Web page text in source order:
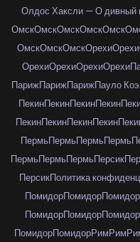
Олдос Хаксли — О дивный
ОмскОмскОмскОмскОмск
ОмскОмскОмскОрехиОрехи
ОрехиОрехиОрехиОрехи
ПарижПарижПарижПауло
ПекинПекинПекинПекин
ПекинПекинПекинПекин
ПермьПермьПермьПермь
ПермьПермьПермьПерсик
ПерсикПолитика
ПомидорПомидорПомидор
ПомидорПомидорПомидор
ПомидорПомидорРимРим